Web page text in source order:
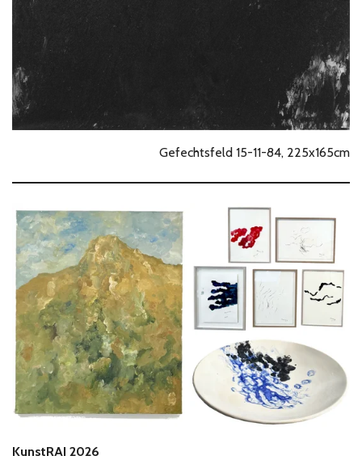
Gefechtsfeld 15-11-84, 225x165cm
KunstRAI 2026